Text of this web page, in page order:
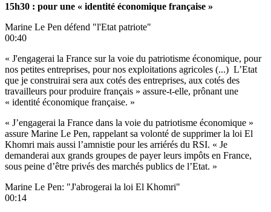
15h30 : pour une « identité économique française »
Marine Le Pen défend "l'Etat patriote"
00:40
« J'engagerai la France sur la voie du patriotisme économique, pour
nos petites entreprises, pour nos exploitations agricoles (...) L’Etat
que je construirai sera aux cotés des entreprises, aux cotés des
travailleurs pour produire français » assure-t-elle, prônant une
« identité économique française. »
« J’engagerai la France dans la voie du patriotisme économique »
assure Marine Le Pen, rappelant sa volonté de supprimer la loi El
Khomri mais aussi l’amnistie pour les arriérés du RSI. « Je
demanderai aux grands groupes de payer leurs impôts en France,
sous peine d’être privés des marchés publics de l’Etat. »
Marine Le Pen: "J'abrogerai la loi El Khomri"
00:14